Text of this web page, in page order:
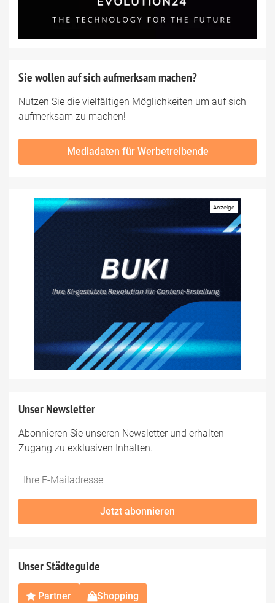
Sie wollen auf sich aufmerksam machen?
Nutzen Sie die vielfältigen Möglichkeiten um auf sich
aufmerksam zu machen!
Mediadaten für Werbetreibende
Unser Newsletter
Abonnieren Sie unseren Newsletter und erhalten
Zugang zu exklusiven Inhalten.
Do
*Ihre
Jetzt abonnieren
Unser Städteguide
Partner Shopping